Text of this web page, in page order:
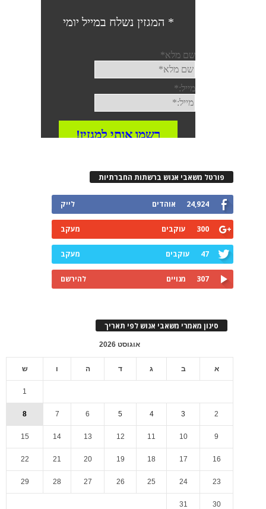
פורטל משאבי אנוש ברשתות החברתיות
24,924 אוהדים לייק
300 עוקבים מעקב
47 עוקבים מעקב
307 מנויים להירשם
סינון מאמרי משאבי אנוש לפי תאריך
אוגוסט 2026
א ב ג ד ה ו ש
1
2
3
4
5
6
7
8
9
10
11
12
13
14
15
16
17
18
19
20
21
22
23
24
25
26
27
28
29
30
31